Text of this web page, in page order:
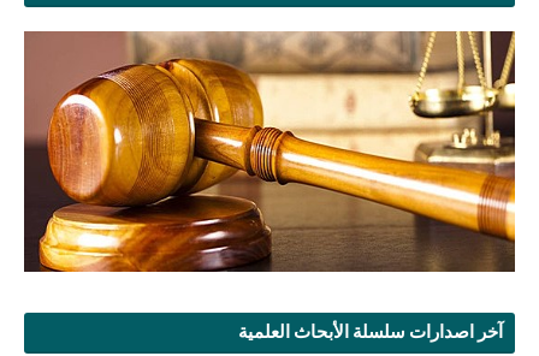
آخر اصدارات سلسلة الأبحاث العلمية